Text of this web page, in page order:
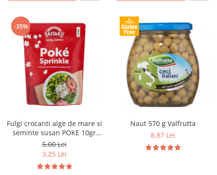
-35%
Fulgi crocanti alge de mare si
seminte susan POKE 10gr
Saitaku
5,00 Lei
3,25 Lei
Naut 570 g Valfrutta
8,87 Lei